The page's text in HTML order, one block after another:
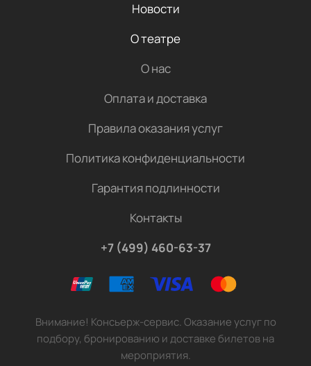
Новости
О театре
О нас
Оплата и доставка
Правила оказания услуг
Политика конфиденциальности
Гарантия подлинности
Контакты
+7 (499) 460-63-37
Внимание! Консьерж-сервис. Оказание услуг по
подбору, бронированию и доставке билетов на
мероприятия.